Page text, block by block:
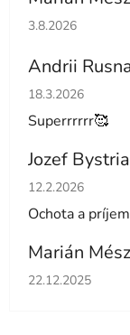
Hodnotenie
3.8.2026
Andrii
Hodnotenie
18.3.2026
Superrrrrr🥰
Jozef
Hodnotenie
12.2.2026
Ochota a
Marián
Hodnotenie
22.12.2025